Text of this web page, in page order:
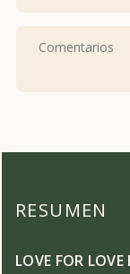
RESUMEN
LOVE FOR